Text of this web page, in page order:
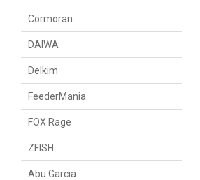
Cormoran
DAIWA
Delkim
FeederMania
FOX Rage
ZFISH
Abu Garcia